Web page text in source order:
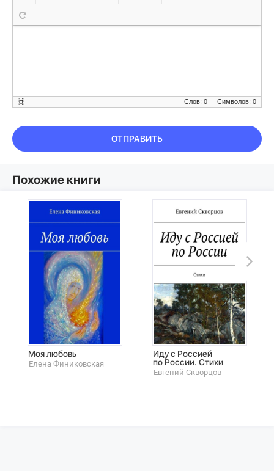
Символов: 0
Слов: 0
ОТПРАВИТЬ
Похожие книги
Моя любовь
Елена Финиковская
Иду с Россией
по России. Стихи
Евгений Скворцов